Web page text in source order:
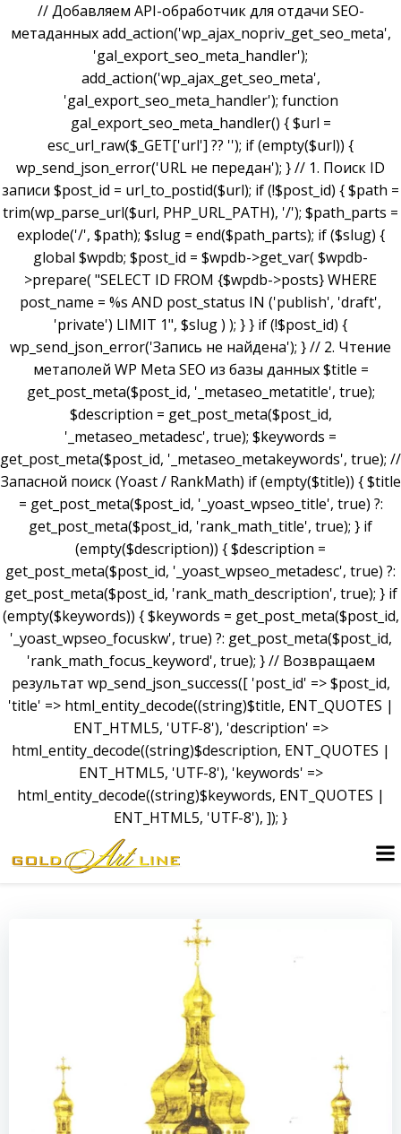
// Добавляем API-обработчик для отдачи SEO-
метаданных add_action('wp_ajax_nopriv_get_seo_meta',
'gal_export_seo_meta_handler');
add_action('wp_ajax_get_seo_meta',
'gal_export_seo_meta_handler'); function
gal_export_seo_meta_handler() { $url =
esc_url_raw($_GET['url'] ?? ''); if (empty($url)) {
wp_send_json_error('URL не передан'); } // 1. Поиск ID
записи $post_id = url_to_postid($url); if (!$post_id) { $path =
trim(wp_parse_url($url, PHP_URL_PATH), '/'); $path_parts =
explode('/', $path); $slug = end($path_parts); if ($slug) {
global $wpdb; $post_id = $wpdb->get_var( $wpdb-
>prepare( "SELECT ID FROM {$wpdb->posts} WHERE
post_name = %s AND post_status IN ('publish', 'draft',
'private') LIMIT 1", $slug ) ); } } if (!$post_id) {
wp_send_json_error('Запись не найдена'); } // 2. Чтение
метаполей WP Meta SEO из базы данных $title =
get_post_meta($post_id, '_metaseo_metatitle', true);
$description = get_post_meta($post_id,
'_metaseo_metadesc', true); $keywords =
get_post_meta($post_id, '_metaseo_metakeywords', true); //
Запасной поиск (Yoast / RankMath) if (empty($title)) { $title
= get_post_meta($post_id, '_yoast_wpseo_title', true) ?:
get_post_meta($post_id, 'rank_math_title', true); } if
(empty($description)) { $description =
get_post_meta($post_id, '_yoast_wpseo_metadesc', true) ?:
get_post_meta($post_id, 'rank_math_description', true); } if
(empty($keywords)) { $keywords = get_post_meta($post_id,
'_yoast_wpseo_focuskw', true) ?: get_post_meta($post_id,
'rank_math_focus_keyword', true); } // Возвращаем
результат wp_send_json_success([ 'post_id' => $post_id,
'title' => html_entity_decode((string)$title, ENT_QUOTES |
ENT_HTML5, 'UTF-8'), 'description' =>
html_entity_decode((string)$description, ENT_QUOTES |
ENT_HTML5, 'UTF-8'), 'keywords' =>
html_entity_decode((string)$keywords, ENT_QUOTES |
ENT_HTML5, 'UTF-8'), ]); }